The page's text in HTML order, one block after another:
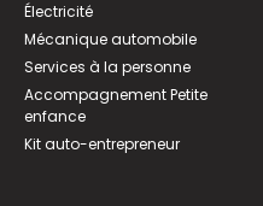
Électricité
Mécanique automobile
Services à la personne
Accompagnement Petite
enfance
Kit auto-entrepreneur